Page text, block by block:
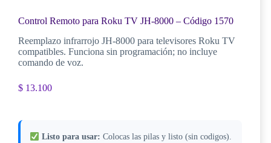
Control Remoto para Roku TV JH-8000 – Código 1570
Reemplazo infrarrojo JH-8000 para televisores Roku TV
compatibles. Funciona sin programación; no incluye
comando de voz.
$ 13.100
Listo para usar: Colocas las pilas y listo (sin codigos).